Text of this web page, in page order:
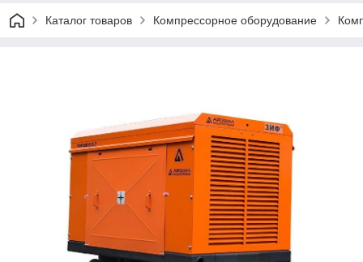
Каталог товаров Компрессорное оборудование